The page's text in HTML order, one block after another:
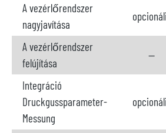
A vezérlőrendszer
nagyjavítása
A vezérlőrendszer
felújítása
--
Integráció
Druckgussparameter-
Messung